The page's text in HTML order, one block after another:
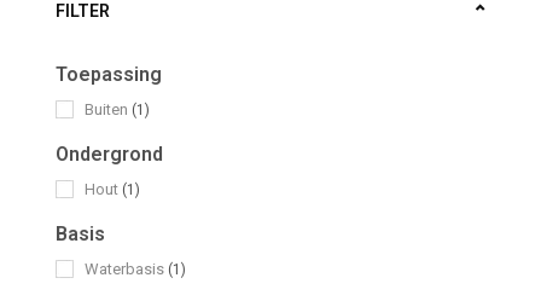
FILTER
Toepassing
Buiten (1)
Ondergrond
Hout (1)
Basis
Waterbasis (1)